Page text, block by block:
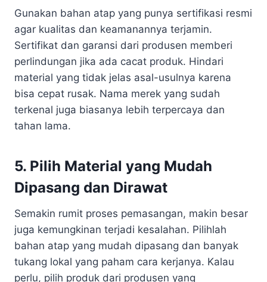
Gunakan bahan atap yang punya sertifikasi resmi
agar kualitas dan keamanannya terjamin.
Sertifikat dan garansi dari produsen memberi
perlindungan jika ada cacat produk. Hindari
material yang tidak jelas asal-usulnya karena
bisa cepat rusak. Nama merek yang sudah
terkenal juga biasanya lebih terpercaya dan
tahan lama.
5. Pilih Material yang Mudah
Dipasang dan Dirawat
Semakin rumit proses pemasangan, makin besar
juga kemungkinan terjadi kesalahan. Pilihlah
bahan atap yang mudah dipasang dan banyak
tukang lokal yang paham cara kerjanya. Kalau
perlu, pilih produk dari produsen yang